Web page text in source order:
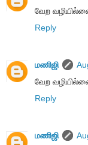
வேற
Reply
மணிஜி
வேற
Reply
மணிஜி